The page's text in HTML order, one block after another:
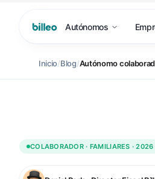
Autónomos
Inicio/Blog/Autónomo
COLABORADOR · FAMILIARES · 2026